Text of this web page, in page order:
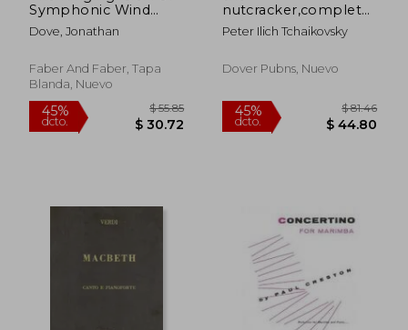
45%
dcto.
Symphonic Wind
Band, Score (en
Inglés)
Dove, Jonathan
Faber And Faber, Tapa
Blanda, Nuevo
nutcracker,complete
ballet for solo piano
Peter Ilich Tchaikovsky
Dover Pubns, Nuevo